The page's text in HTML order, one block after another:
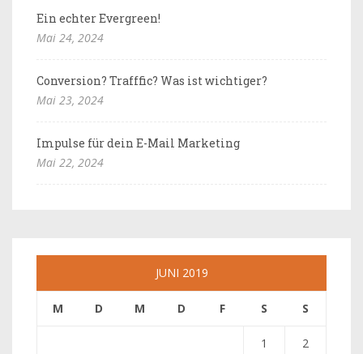
Ein echter Evergreen!
Mai 24, 2024
Conversion? Trafffic? Was ist wichtiger?
Mai 23, 2024
Impulse für dein E-Mail Marketing
Mai 22, 2024
JUNI 2019
M D M D F S S
1 2